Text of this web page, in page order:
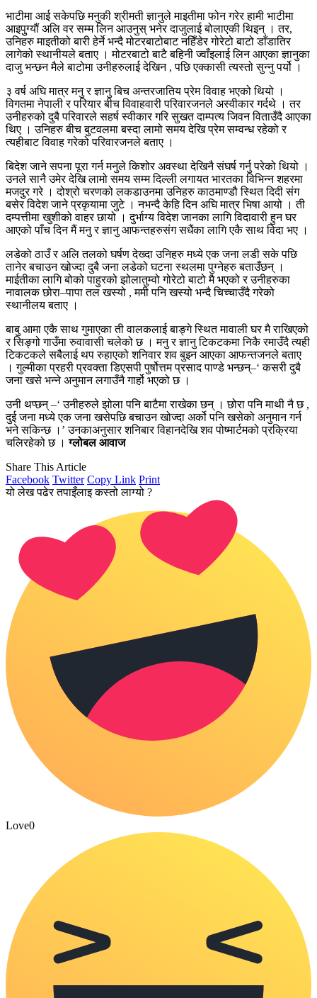
भाटीमा आई सकेपछि मनुकी श्रीमती ज्ञानुले माइतीमा फोन गरेर हामी भाटीमा
आइपुुग्यौं अलि वर सम्म लिन आउनुस् भनेर दाजुलाई बोलाएकी थिइन् । तर,
उनिहरु माइतीको बारी हेर्ने भन्दै मोटरबाटोबाट नहिँडेर गोरेटो बाटो डाँडातिर
लागेको स्थानीयले बताए । मोटरबाटो बाटै बहिनी ज्वाँइलाई लिन आएका ज्ञानुका
दाजु भन्छन मैले बाटोमा उनीहरुलाई देखिन , पछि एक्कासी त्यस्तो सुन्नु पर्यो ।
३ वर्ष अघि मात्र मनु र ज्ञानु बिच अन्तरजातिय प्रेम विवाह भएको थियो ।
विगतमा नेपाली र परियार बीच विवाहवारी परिवारजनले अस्वीकार गर्दथे । तर
उनीहरुको दुबै परिवारले सहर्ष स्वीकार गरि सुखत दाम्पत्य जिवन विताउँदै आएका
थिए । उनिहरु बीच बुटवलमा बस्दा लामो समय देखि प्रेम सम्वन्ध रहेको र
त्यहीबाट विवाह गरेको परिवारजनले बताए ।
बिदेश जाने सपना पूरा गर्न मनुले किशोर अवस्था देखिनै संघर्ष गर्नु परेको थियो ।
उनले सानै उमेर देखि लामो समय सम्म दिल्ली लगायत भारतका विभिन्न शहरमा
मजदुुर गरे । दोश्रो चरणको लकडाउनमा उनिहरु काठमाण्डौ स्थित दिदी संग
बसेर विदेश जाने प्रकृयामा जुटे । नभन्दै केहि दिन अघि मात्र भिषा आयो । ती
दम्पत्तीमा खुशीको वाहर छायो । दुर्भाग्य विदेश जानका लागि विदावारी हुन घर
आएको पाँच दिन मैं मनु र ज्ञानु आफन्तहरुसंग सधैंका लागि एकै साथ विदा भए ।
लडेको ठाउँ र अलि तलको घर्षण देख्दा उनिहरु मध्ये एक जना लडी सके पछि
तानेर बचाउन खोज्दा दुबै जना लडेको घटना स्थलमा पुग्नेहरु बताउँछन् ।
माईतीका लागि बोको पाहुरको झोलातुम्वो गोरेटो बाटो मै भएको र उनीहरुका
नावालक छोरा–पापा तल खस्यो , ममी पनि खस्यो भन्दै चिच्चाउँदै गरेको
स्थानीलय बताए ।
बाबु आमा एकै साथ गुमाएका ती वालकलाई बाङ्गे स्थित मावाली घर मै राखिएको
र सिङ्गो गाउँमा रुवावासी चलेको छ । मनु र ज्ञानु टिकटकमा निकै रमाउँदै त्यही
टिकटकले सबैलाई थप रुहाएको शनिवार शव बुझ्न आएका आफन्तजनले बताए
। गुल्मीका प्रहरी प्रवक्ता डिएसपी पुर्षोत्तम प्रसाद पाण्डे भन्छन्–‘ कसरी दुबै
जना खसे भन्ने अनुमान लगाउँनै गार्हो भएको छ ।
उनी थप्छन् –‘ उनीहरुले झोला पनि बाटैमा राखेका छन् । छोरा पनि माथी नै छ ,
दुई जना मध्ये एक जना खसेपछि बचाउन खोज्दा अर्को पनि खसेको अनुमान गर्न
भने सकिन्छ ।’ उनकाअनुसार शनिबार विहानदेखि शव पोष्मार्टमको प्रक्रिया
चलिरहेको छ ।ग्लोबल आवाज
Share This Article
Facebook Twitter Copy Link Print
यो लेख पढेर तपाइँलाइ कस्तो लाग्यो ?
Love0